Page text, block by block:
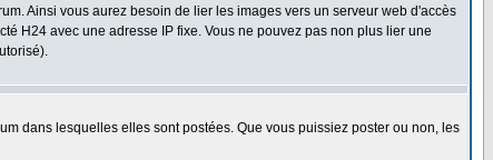
Ainsi vous aurez besoin de lier les images vers un serveur web d'accès
H24 avec une adresse IP fixe. Vous ne pouvez pas non plus lier une
dans lesquelles elles sont postées. Que vous puissiez poster ou non, les